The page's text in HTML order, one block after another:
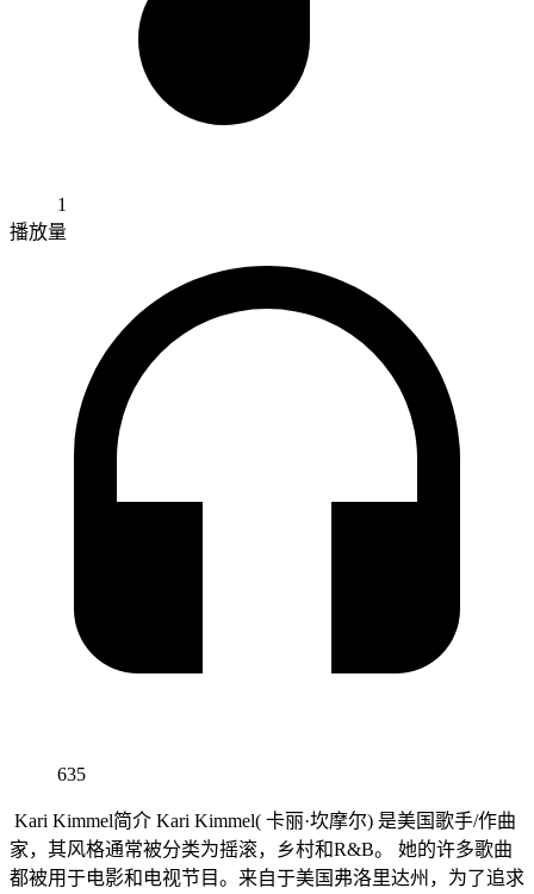
1
播放量
635
Kari Kimmel简介 Kari Kimmel( 卡丽·坎摩尔) 是美国歌手/作曲
家，其风格通常被分类为摇滚，乡村和R&B。 她的许多歌曲
都被用于电影和电视节目。来自于美国弗洛里达州，为了追求